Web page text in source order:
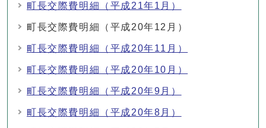
町長交際費明細（平成21年1月）
町長交際費明細（平成20年12月）
町長交際費明細（平成20年11月）
町長交際費明細（平成20年10月）
町長交際費明細（平成20年9月）
町長交際費明細（平成20年8月）